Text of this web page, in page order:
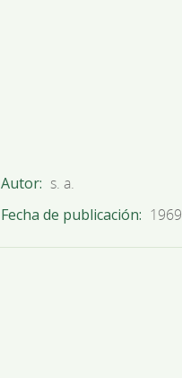
Autor s. a.
Fecha de publicación 1969